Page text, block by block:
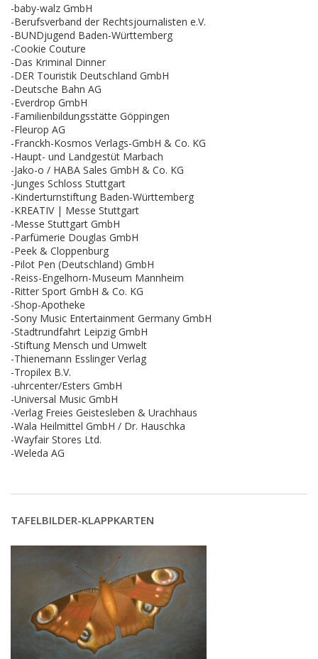
-baby-walz GmbH
-Berufsverband der Rechtsjournalisten e.V.
-BUNDjugend Baden-Württemberg
-Cookie Couture
-Das Kriminal Dinner
-DER Touristik Deutschland GmbH
-Deutsche Bahn AG
-Everdrop GmbH
-Familienbildungsstätte Göppingen
-Fleurop AG
-Franckh-Kosmos Verlags-GmbH & Co. KG
-Haupt- und Landgestüt Marbach
-Jako-o / HABA Sales GmbH & Co. KG
-Junges Schloss Stuttgart
-Kinderturnstiftung Baden-Württemberg
-KREATIV | Messe Stuttgart
-Messe Stuttgart GmbH
-Parfümerie Douglas GmbH
-Peek & Cloppenburg
-Pilot Pen (Deutschland) GmbH
-Reiss-Engelhorn-Museum Mannheim
-Ritter Sport GmbH & Co. KG
-Shop-Apotheke
-Sony Music Entertainment Germany GmbH
-Stadtrundfahrt Leipzig GmbH
-Stiftung Mensch und Umwelt
-Thienemann Esslinger Verlag
-Tropilex B.V.
-uhrcenter/Esters GmbH
-Universal Music GmbH
-Verlag Freies Geistesleben & Urachhaus
-Wala Heilmittel GmbH / Dr. Hauschka
-Wayfair Stores Ltd.
-Weleda AG
TAFELBILDER-KLAPPKARTEN